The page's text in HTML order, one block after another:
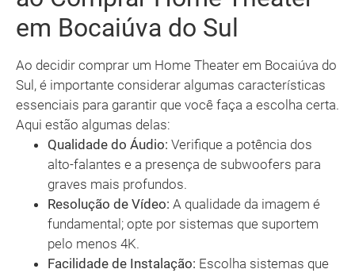
em Bocaiúva do Sul
Ao decidir comprar um Home Theater em Bocaiúva do
Sul, é importante considerar algumas características
essenciais para garantir que você faça a escolha certa.
Aqui estão algumas delas:
Qualidade do Áudio: Verifique a potência dos
alto-falantes e a presença de subwoofers para
graves mais profundos.
Resolução de Vídeo: A qualidade da imagem é
fundamental; opte por sistemas que suportem
pelo menos 4K.
Facilidade de Instalação: Escolha sistemas que